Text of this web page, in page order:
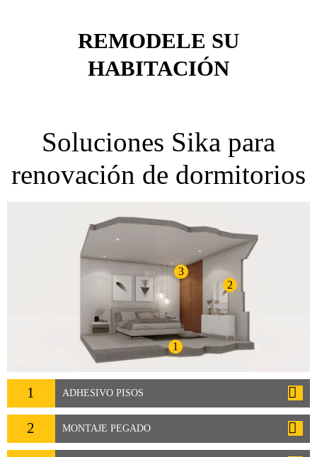
REMODELE SU
HABITACIÓN
Soluciones Sika para
renovación de dormitorios
1
2
3
1 ADHESIVO PISOS
2 MONTAJE PEGADO